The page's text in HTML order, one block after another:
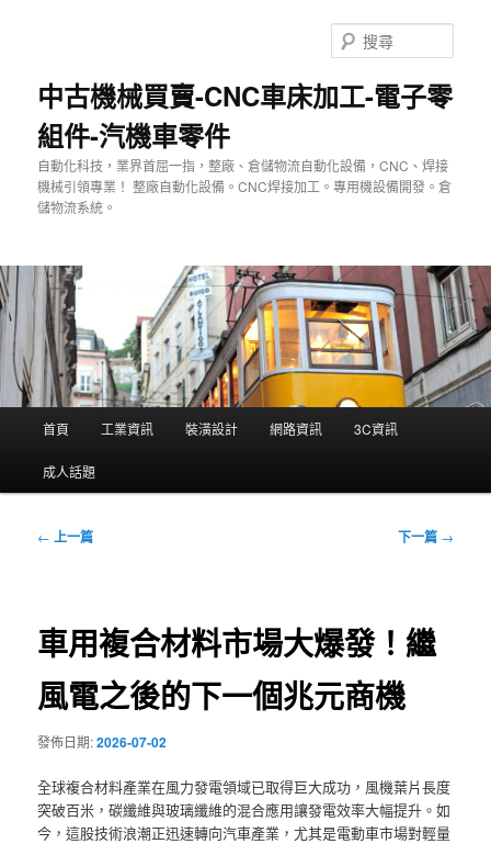
中古機械買賣-CNC車床加工-電子零
組件-汽機車零件
自動化科技，業界首屈一指，整廠、倉儲物流自動化設備，CNC、焊接
機械引領專業！ 整廠自動化設備。CNC焊接加工。專用機設備開發。倉
儲物流系統。
尋
單
首頁 工業資訊 裝潢設計 網路資訊 3C資訊
成人話題
文
← 上一篇 下一篇 →
車用複合材料市場大爆發！繼
風電之後的下一個兆元商機
發佈日期:2026-07-02
全球複合材料產業在風力發電領域已取得巨大成功，風機葉片長度
突破百米，碳纖維與玻璃纖維的混合應用讓發電效率大幅提升。如
今，這股技術浪潮正迅速轉向汽車產業，尤其是電動車市場對輕量